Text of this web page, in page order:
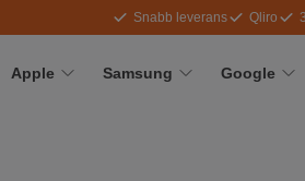
Snabb leverans Qliro
Apple Samsung Google